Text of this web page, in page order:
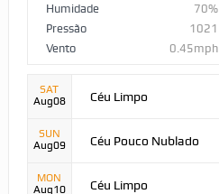
Humidade
70%
Pressão
1021
Vento
0.45mph
SAT
Aug08
Céu Limpo
SUN
Aug09
Céu Pouco Nublado
MON
Aug10
Céu Limpo